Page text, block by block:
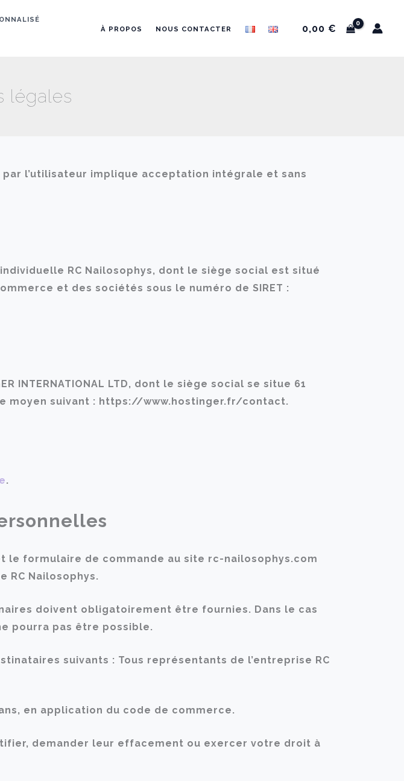
À PROPOS NOUS CONTACTER 0,00 €
légales
l’utilisateur implique acceptation intégrale et sans
RC Nailosophys, dont le siège social est situé
et des sociétés sous le numéro de SIRET :
INTERNATIONAL LTD, dont le siège social se situe 61
moyen suivant : https://www.hostinger.fr/contact.
.
formulaire de commande au site rc-nailosophys.com
RC Nailosophys.
doivent obligatoirement être fournies. Dans le cas
pourra pas être possible.
suivants : Tous représentants de l’entreprise RC
en application du code de commerce.
demander leur effacement ou exercer votre droit à